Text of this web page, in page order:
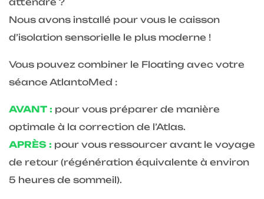
Nous avons installé pour vous le caisson
d’isolation sensorielle le plus moderne !
Vous pouvez combiner le Floating avec votre
séance AtlantoMed :
AVANT : pour vous préparer de manière
optimale à la correction de l’Atlas.
APRÈS : pour vous ressourcer avant le voyage
de retour (régénération équivalente à environ
5 heures de sommeil).